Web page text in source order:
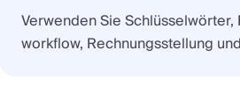
Verwenden Sie
workflow, Rechnungsstellung